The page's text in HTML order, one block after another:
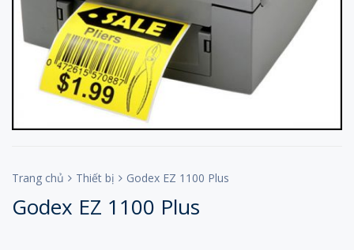
Trang chủ Thiết bị Godex EZ 1100 Plus
Godex EZ 1100 Plus